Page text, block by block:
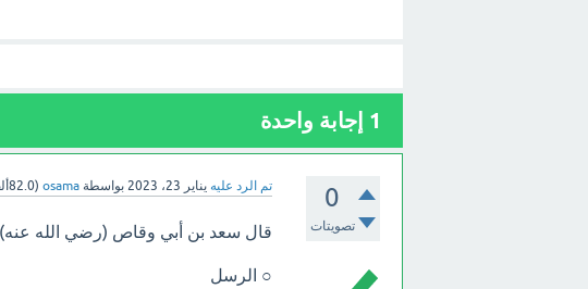
1 إجابة واحدة
0
تصويتات
تم الرد عليه يناير 23، 2023 بواسطة osama
(82.0ألف
قال سعد بن أبي وقاص (رضي الله
○ الرسل